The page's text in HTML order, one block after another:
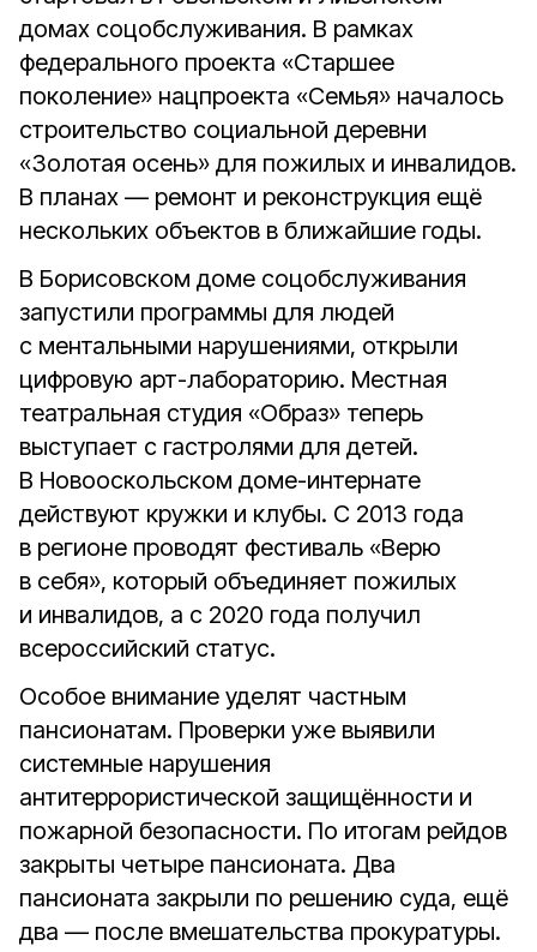
домах соцобслуживания. В рамках
федерального проекта «Старшее
поколение» нацпроекта «Семья» началось
строительство социальной деревни
«Золотая осень» для пожилых и инвалидов.
В планах — ремонт и реконструкция ещё
нескольких объектов в ближайшие годы.
В Борисовском доме соцобслуживания
запустили программы для людей
с ментальными нарушениями, открыли
цифровую арт-лабораторию. Местная
театральная студия «Образ» теперь
выступает с гастролями для детей.
В Новооскольском доме-интернате
действуют кружки и клубы. С 2013 года
в регионе проводят фестиваль «Верю
в себя», который объединяет пожилых
и инвалидов, а с 2020 года получил
всероссийский статус.
Особое внимание уделят частным
пансионатам. Проверки уже выявили
системные нарушения
антитеррористической защищённости и
пожарной безопасности. По итогам рейдов
закрыты четыре пансионата. Два
пансионата закрыли по решению суда, ещё
два — после вмешательства прокуратуры.